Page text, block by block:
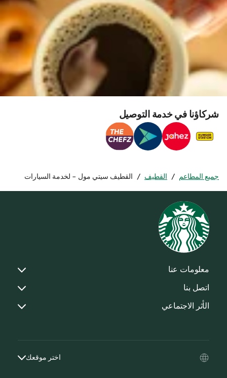
شركاؤنا في خدمة التوصيل
جميع المطاعم / القطيف / القطيف سيتي مول - لخدمة السيارات
معلومات عنا
اتصل بنا
الأثر الاجتماعي
اختر موقعك